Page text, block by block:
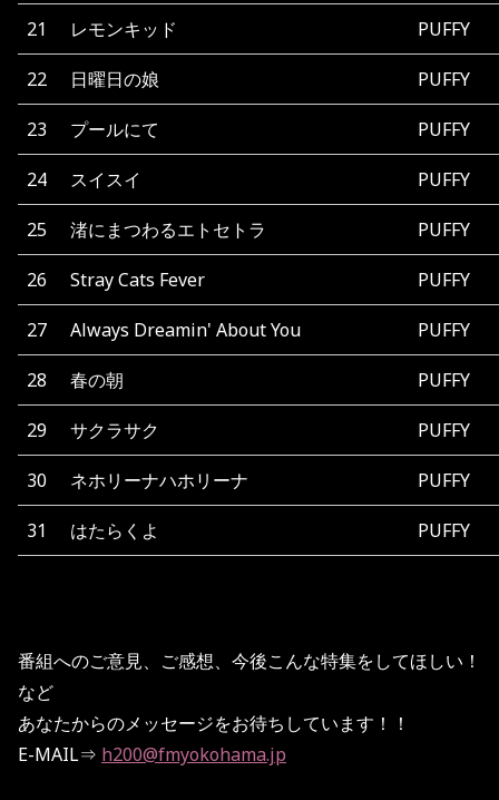
21 レモンキッド PUFFY
22 日曜日の娘 PUFFY
23 プールにて PUFFY
24 スイスイ PUFFY
25 渚にまつわるエトセトラ PUFFY
26 Stray Cats Fever PUFFY
27 Always Dreamin' About You PUFFY
28 春の朝 PUFFY
29 サクラサク PUFFY
30 ネホリーナハホリーナ PUFFY
31 はたらくよ PUFFY
番組へのご意見、ご感想、今後こんな特集をしてほしい！
など
あなたからのメッセージをお待ちしています！！
E-MAIL⇒ h200@fmyokohama.jp